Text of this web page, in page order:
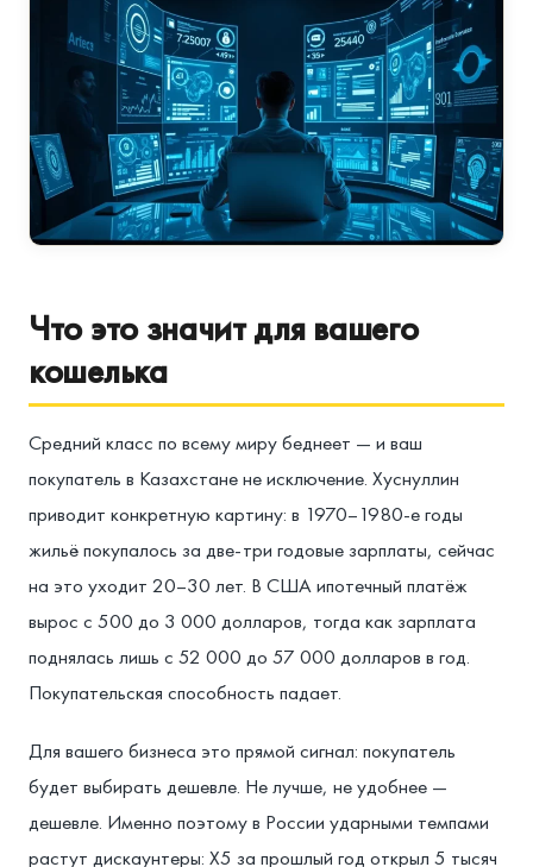
Что это значит для вашего
кошелька
Средний класс по всему миру беднеет — и ваш
покупатель в Казахстане не исключение. Хуснуллин
приводит конкретную картину: в 1970–1980-е годы
жильё покупалось за две-три годовые зарплаты, сейчас
на это уходит 20–30 лет. В США ипотечный платёж
вырос с 500 до 3 000 долларов, тогда как зарплата
поднялась лишь с 52 000 до 57 000 долларов в год.
Покупательская способность падает.
Для вашего бизнеса это прямой сигнал: покупатель
будет выбирать дешевле. Не лучше, не удобнее —
дешевле. Именно поэтому в России ударными темпами
растут дискаунтеры: X5 за прошлый год открыл 5 тысяч